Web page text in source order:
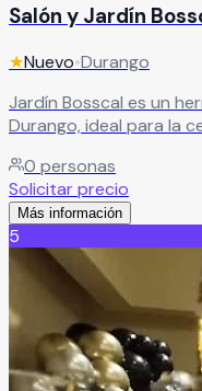
Salón y Jardín
★Nuevo•Durango
Jardín Bosscal es un
Durango, ideal para la
ofrecer todo lo
en una experiencia
para cada uno de sus
0 personas
Solicitar precio
Más información
5